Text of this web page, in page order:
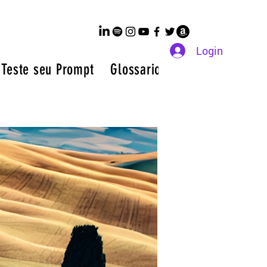
seu Prompt Glossario de IA a Z
Login